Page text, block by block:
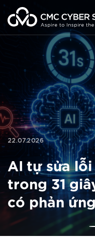
Skip
content
22.07.2026
AI tự sửa
trong 31
có phản